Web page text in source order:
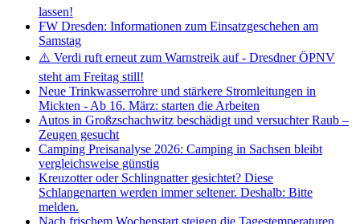
lassen!
FW Dresden: Informationen zum Einsatzgeschehen am
Samstag
⚠️ Verdi ruft erneut zum Warnstreik auf - Dresdner ÖPNV
steht am Freitag still!
Neue Trinkwasserrohre und stärkere Stromleitungen in
Mickten - Ab 16. März: starten die Arbeiten
Autos in Großzschachwitz beschädigt und versuchter Raub –
Zeugen gesucht
Camping Preisanalyse 2026: Camping in Sachsen bleibt
vergleichsweise günstig
Kreuzotter oder Schlingnatter gesichtet? Diese
Schlangenarten werden immer seltener. Deshalb: Bitte
melden.
Nach frischem Wochenstart steigen die Tagestemperaturen